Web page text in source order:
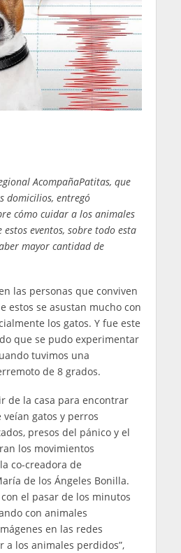
AcompañaPatitas, que
domicilios, entregó
cómo cuidar a los animales
eventos, sobre todo esta
mayor cantidad de
las personas que conviven
estos se asustan mucho con
los gatos. Y fue este
que se pudo experimentar
tuvimos una
de 8 grados.
de la casa para encontrar
veían gatos y perros
presos del pánico y el
los movimientos
co-creadora de
de los Ángeles Bonilla.
el pasar de los minutos
con animales
en las redes
a los animales perdidos”,